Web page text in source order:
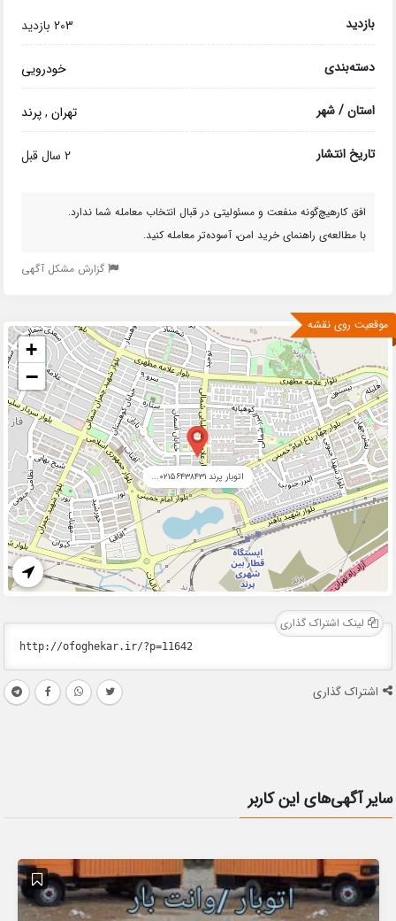
بازدید 203 بازدید
دسته‌بندی خودرویی
استان / شهر تهران,پرند
تاریخ انتشار 2 سال قبل
افق کارهیچ‌گونه منفعت و مسئولیتی در قبال انتخاب معامله شما ندارد.
با مطالعه‌ی راهنمای خرید امن، آسوده‌تر معامله کنید.
گزارش مشکل آگهی
موقعیت روی نقشه
اتوبار پرند ۰۲۱۵۶۴۳۸۴۳۱...
+
−
لینک اشتراک گذاری
اشتراک گذاری
سایر آگهی‌های این کاربر